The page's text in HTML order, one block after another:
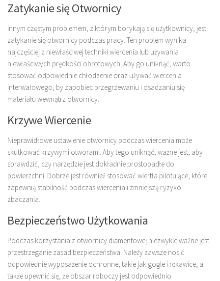
Zatykanie się Otwornicy
Innym częstym problemem, z którym borykają się użytkownicy, jest
zatykanie się otwornicy podczas pracy. Ten problem wynika
najczęściej z niewłaściwej techniki wiercenia lub używania
niewłaściwych prędkości obrotowych. Aby go uniknąć, warto
stosować odpowiednie chłodzenie oraz używać wiercenia
interwałowego, by zapobiec przegrzewaniu i osadzaniu się
materiału wewnątrz otwornicy.
Krzywe Wiercenie
Nieprawidłowe ustawienie otwornicy podczas wiercenia może
skutkować krzywymi otworami. Aby tego uniknąć, ważne jest, aby
sprawdzić, czy narzędzie jest dokładnie prostopadłe do
powierzchni. Dobrze jest również stosować wiertła pilotujące, które
zapewnią stabilność podczas wiercenia i zmniejszą ryzyko
zbaczania.
Bezpieczeństwo Użytkowania
Podczas korzystania z otwornicy diamentowej niezwykle ważne jest
przestrzeganie zasad bezpieczeństwa. Należy zawsze nosić
odpowiednie wyposażenie ochronne, takie jak gogle i rękawice, a
także upewnić się, że obszar roboczy jest odpowiednio